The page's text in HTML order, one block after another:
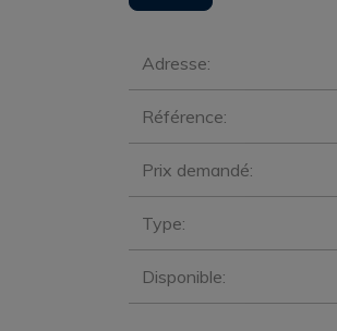
Général
Adresse:
Référence:
Prix demandé:
Type:
Disponible: